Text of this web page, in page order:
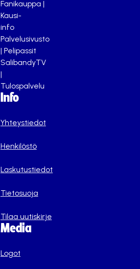
Fanikauppa |
Kausi-
info
Palvelusivusto
| Pelipassit
SalibandyTV
|
Tulospalvelu
Info
Yhteystiedot
Henkilöstö
Laskutustiedot
Tietosuoja
Tilaa uutiskirje
Media
Logot